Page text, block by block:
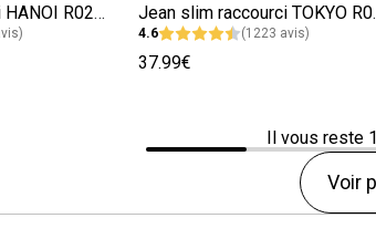
Jean slim raccourci HANOI R02 femme Jean
4.6 (1223 avis)
37.99€
Il vous reste
Voir